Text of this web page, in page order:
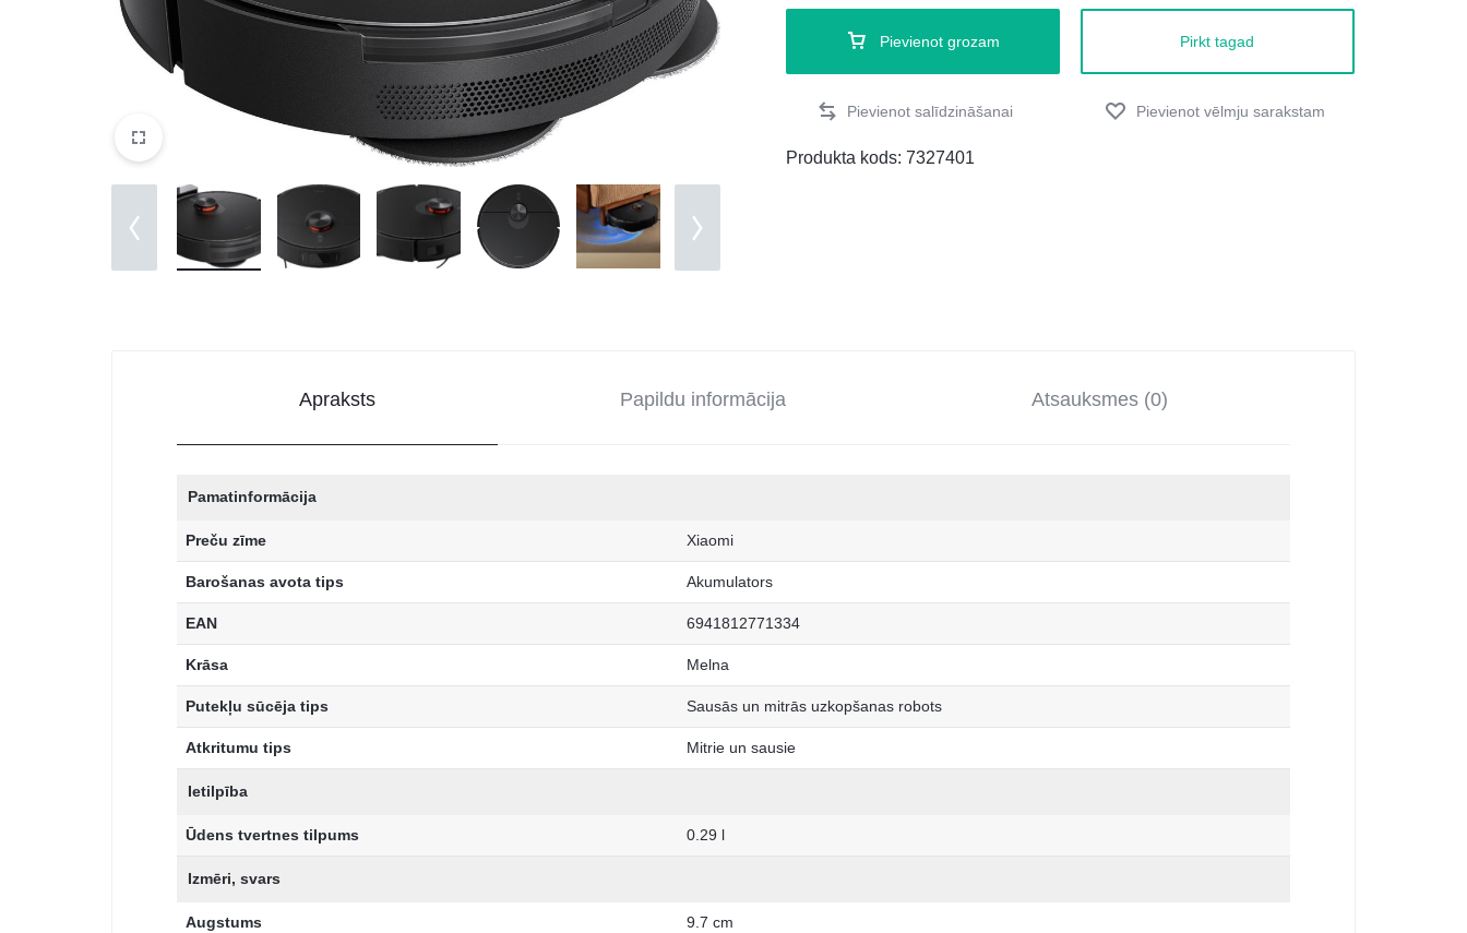
DATORTEHNIKA, PRECES
BIROJAM
KLIMATAM
SPORTAM UN ATPŪTAI
MĀJĀM UN DĀRZAM
SILTUMNĪCAS UN TO PIEDERUMI
Pievienot grozam Pirkt tagad
Produkta kods:7327401
Apraksts Papildu informācija Atsauksmes (0)
Pamatinformācija
Preču zīme Xiaomi
Barošanas avota tips Akumulators
EAN 6941812771334
Krāsa Melna
Putekļu sūcēja tips Sausās un mitrās uzkopšanas robots
Atkritumu tips Mitrie un sausie
Ietilpība
Ūdens tvertnes tilpums 0.29 l
Izmēri, svars
Augstums 9.7 cm